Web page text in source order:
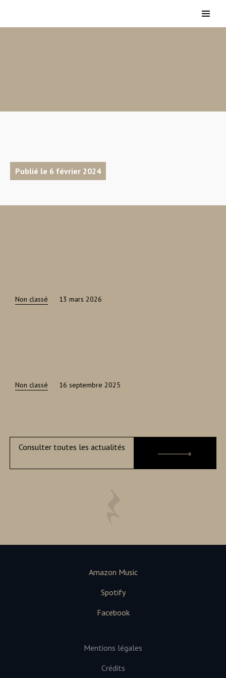
Publié le 6 février 2024
Non classé 13 mars 2026
Non classé 16 septembre 2025
Consulter toutes les actualités
Amazon Music
Spotify
Facebook
Mentions légales
Crédits